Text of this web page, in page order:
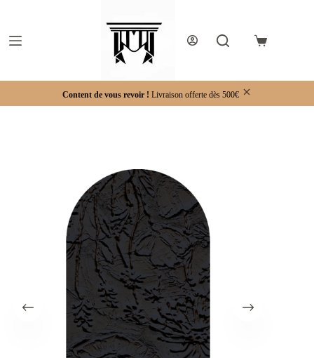
Panier
Content de vous revoir ! Livraison offerte dès 500€